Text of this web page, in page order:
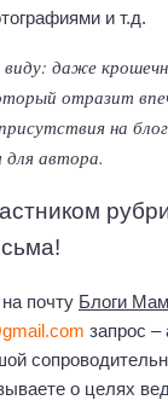
и т.д.
даже
отразит
на
автора.
почту Блоги Мам
запрос –
о целях